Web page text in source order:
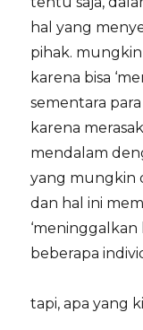
hal yang
pihak. mungkin
karena bisa
sementara para
karena
mendalam
yang mungkin
dan hal ini
‘meninggalkan
beberapa
tapi, apa yang